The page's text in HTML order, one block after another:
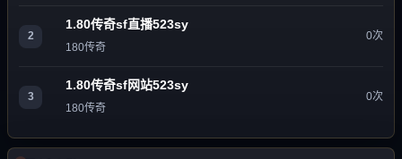
2
1.80传奇sf直播523sy
180传奇
0次
3
1.80传奇sf网站523sy
180传奇
0次